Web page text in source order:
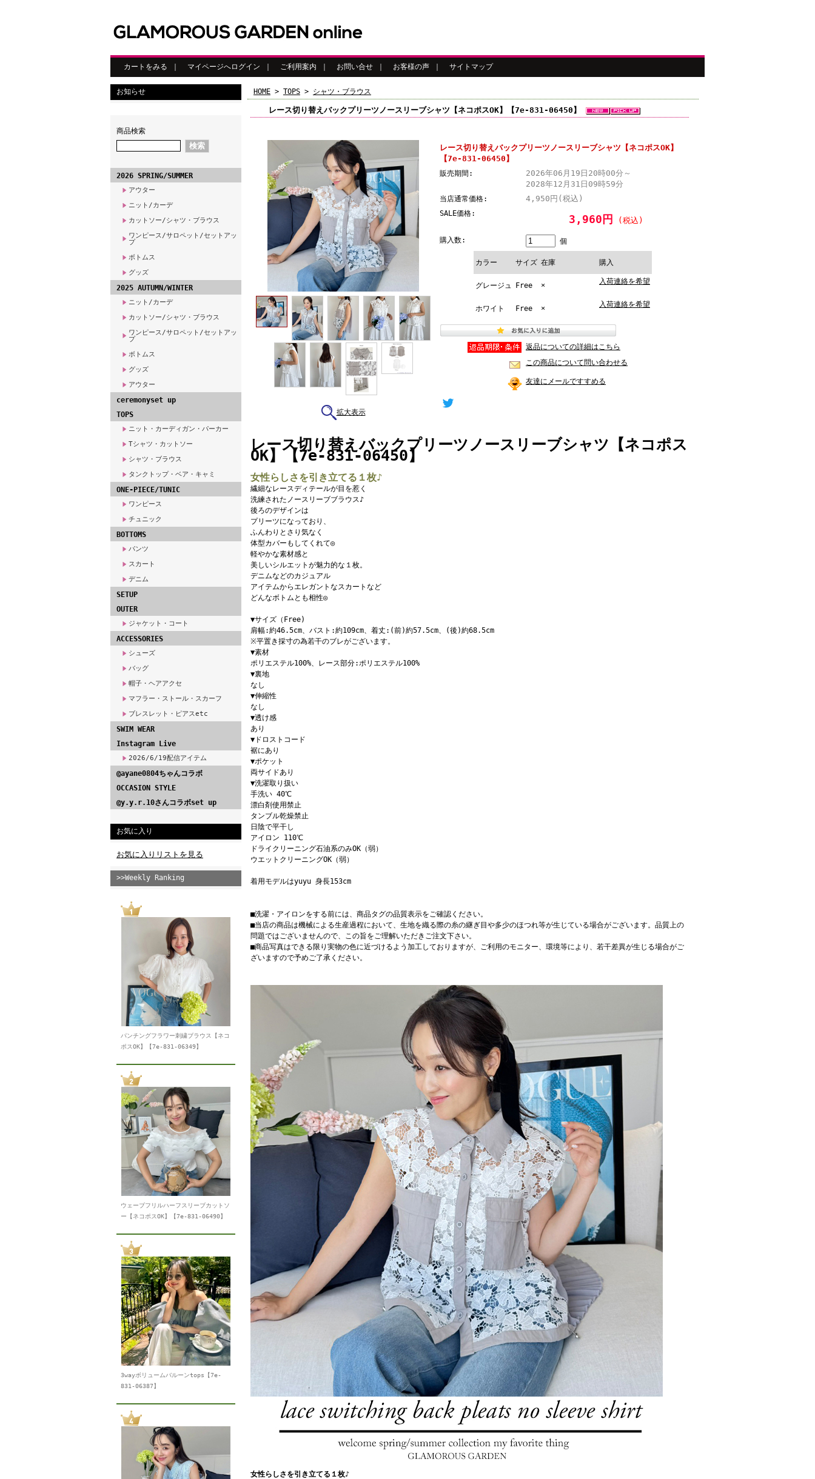
カートをみる マイページへログイン ご利用案内 お問い合せ お客様の声 サイトマップ
お知らせ
商品検索
2026 SPRING/SUMMER
アウター
ニット/カーデ
カットソー/シャツ・ブラウス
ワンピース/サロペット/セットアッ
プ
ボトムス
グッズ
2025 AUTUMN/WINTER
ニット/カーデ
カットソー/シャツ・ブラウス
ワンピース/サロペット/セットアッ
プ
ボトムス
グッズ
アウター
ceremonyset up
TOPS
ニット・カーディガン・パーカー
Tシャツ・カットソー
シャツ・ブラウス
タンクトップ・ベア・キャミ
ONE-PIECE/TUNIC
ワンピース
チュニック
BOTTOMS
パンツ
スカート
デニム
SETUP
OUTER
ジャケット・コート
ACCESSORIES
シューズ
バッグ
帽子・ヘアアクセ
マフラー・ストール・スカーフ
ブレスレット・ピアスetc
SWIM WEAR
Instagram Live
2026/6/19配信アイテム
@ayane0804ちゃんコラボ
OCCASION STYLE
@y.y.r.10さんコラボset up
お気に入り
お気に入りリストを見る
>>Weekly Ranking
パンチングフラワー刺繍ブラウス【ネコ
ポスOK】【7e-831-06349】
ウェーブフリルハーフスリーブカットソ
ー【ネコポスOK】【7e-831-06490】
3wayボリュームバルーンtops【7e-
831-06387】
HOME > TOPS > シャツ・ブラウス
レース切り替えバックプリーツノースリーブシャツ【ネコポスOK】【7e-831-06450】
拡大表示
レース切り替えバックプリーツノースリーブシャツ【ネコポスOK】
【7e-831-06450】
販売期間:
2026年06月19日20時00分～
2028年12月31日09時59分
当店通常価格: 4,950円(税込)
SALE価格: 3,960円 (税込)
購入数: 個
カラー サイズ 在庫 購入
グレージュ Free × 入荷連絡を希望
ホワイト Free × 入荷連絡を希望
返品についての詳細はこちら
この商品について問い合わせる
友達にメールですすめる
レース切り替えバックプリーツノースリーブシャツ【ネコポス
OK】【7e-831-06450】
女性らしさを引き立てる１枚♪
繊細なレースディテールが目を惹く
洗練されたノースリーブブラウス♪
後ろのデザインは
プリーツになっており、
ふんわりとさり気なく
体型カバーもしてくれて◎
軽やかな素材感と
美しいシルエットが魅力的な１枚。
デニムなどのカジュアル
アイテムからエレガントなスカートなど
どんなボトムとも相性◎
▼サイズ（Free)
肩幅:約46.5cm、バスト:約109cm、着丈:(前)約57.5cm、(後)約68.5cm
※平置き採寸の為若干のブレがございます。
▼素材
ポリエステル100%、レース部分:ポリエステル100%
▼裏地
なし
▼伸縮性
なし
▼透け感
あり
▼ドロストコード
裾にあり
▼ポケット
両サイドあり
▼洗濯取り扱い
手洗い 40℃
漂白剤使用禁止
タンブル乾燥禁止
日陰で平干し
アイロン 110℃
ドライクリーニング石油系のみOK（弱）
ウエットクリーニングOK（弱）
着用モデルはyuyu 身長153cm
■洗濯・アイロンをする前には、商品タグの品質表示をご確認ください。
■当店の商品は機械による生産過程において、生地を織る際の糸の継ぎ目や多少のほつれ等が生じている場合がございます。品質上の
問題ではございませんので、この旨をご理解いただきご注文下さい。
■商品写真はできる限り実物の色に近づけるよう加工しておりますが、ご利用のモニター、環境等により、若干差異が生じる場合がご
ざいますので予めご了承ください。
女性らしさを引き立てる１枚♪